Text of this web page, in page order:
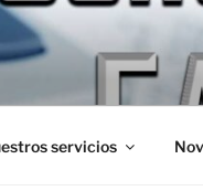
de la U.B.A.
servicios